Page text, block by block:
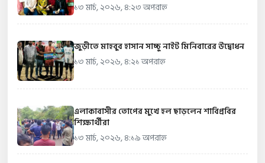
১৩ মার্চ, ২০২৬, ৪:২৩ অপরাহ্ন
জুড়ীতে মাহবুব হাসান সাচ্চু নাইট মিনিবারের উদ্বোধন
১৩ মার্চ, ২০২৬, ৪:২১ অপরাহ্ন
এলাকাবাসীর তোপের মুখে হল ছাড়লেন শাবিপ্রবির
শিক্ষার্থীরা
১৩ মার্চ, ২০২৬, ৪:১৯ অপরাহ্ন